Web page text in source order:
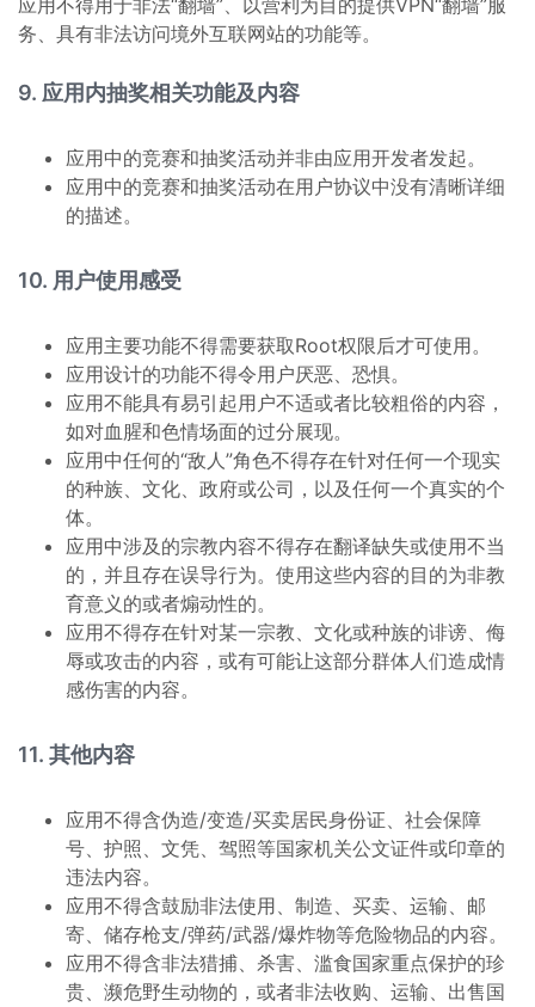
应用不得用于非法“翻墙”、以营利为目的提供VPN“翻墙”服
务、具有非法访问境外互联网站的功能等。
9. 应用内抽奖相关功能及内容
应用中的竞赛和抽奖活动并非由应用开发者发起。
应用中的竞赛和抽奖活动在用户协议中没有清晰详细
的描述。
10. 用户使用感受
应用主要功能不得需要获取Root权限后才可使用。
应用设计的功能不得令用户厌恶、恐惧。
应用不能具有易引起用户不适或者比较粗俗的内容，
如对血腥和色情场面的过分展现。
应用中任何的“敌人”角色不得存在针对任何一个现实
的种族、文化、政府或公司，以及任何一个真实的个
体。
应用中涉及的宗教内容不得存在翻译缺失或使用不当
的，并且存在误导行为。使用这些内容的目的为非教
育意义的或者煽动性的。
应用不得存在针对某一宗教、文化或种族的诽谤、侮
辱或攻击的内容，或有可能让这部分群体人们造成情
感伤害的内容。
11. 其他内容
应用不得含伪造/变造/买卖居民身份证、社会保障
号、护照、文凭、驾照等国家机关公文证件或印章的
违法内容。
应用不得含鼓励非法使用、制造、买卖、运输、邮
寄、储存枪支/弹药/武器/爆炸物等危险物品的内容。
应用不得含非法猎捕、杀害、滥食国家重点保护的珍
贵、濒危野生动物的，或者非法收购、运输、出售国